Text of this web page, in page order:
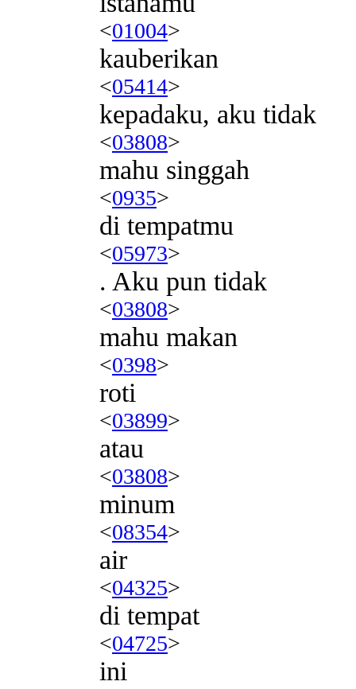
<01004>
kauberikan
<05414>
kepadaku, aku tidak
<03808>
mahu singgah
<0935>
di tempatmu
<05973>
. Aku pun tidak
<03808>
mahu makan
<0398>
roti
<03899>
atau
<03808>
minum
<08354>
air
<04325>
di tempat
<04725>
ini